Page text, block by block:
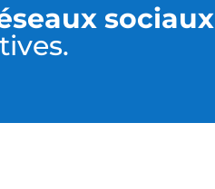
sociaux